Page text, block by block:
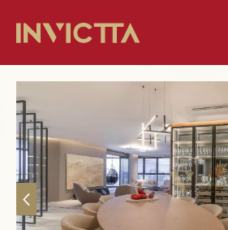
Home
Imóveis à venda
Empreendimentos